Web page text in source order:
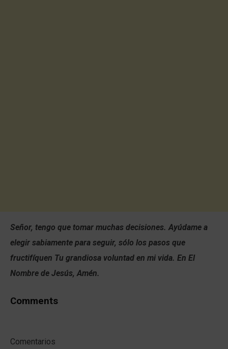
Señor, tengo que tomar muchas decisiones. Ayúdame a
elegir sabiamente para seguir, sólo los pasos que
fructifíquen Tu grandiosa voluntad en mi vida. En El
Nombre de Jesús, Amén.
Comments
Comentarios